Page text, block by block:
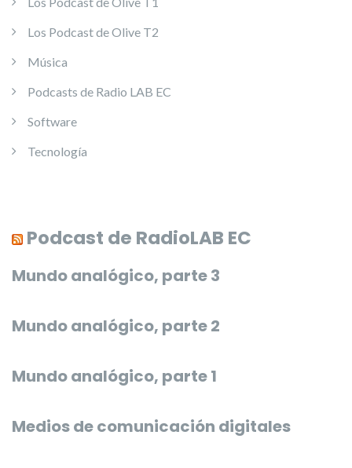
Los Podcast de Olive T2
Música
Podcasts de Radio LAB EC
Software
Tecnología
Podcast de RadioLAB EC
Mundo analógico, parte 3
Mundo analógico, parte 2
Mundo analógico, parte 1
Medios de comunicación digitales